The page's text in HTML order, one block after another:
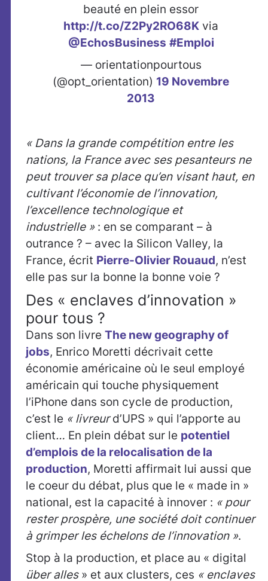
beauté en plein essor
http://t.co/Z2Py2RO68K via
@EchosBusiness #Emploi
— orientationpourtous
(@opt_orientation) 19 Novembre
2013
« Dans la grande compétition entre les
nations, la France avec ses pesanteurs ne
peut trouver sa place qu’en visant haut, en
cultivant l’économie de l’innovation,
l’excellence technologique et
industrielle »: en se comparant – à
outrance ? – avec la Silicon Valley, la
France, écrit Pierre-Olivier Rouaud, n’est
elle pas sur la bonne la bonne voie ?
Des « enclaves d’innovation »
pour tous ?
Dans son livre The new geography of
jobs, Enrico Moretti décrivait cette
économie américaine où le seul employé
américain qui touche physiquement
l’iPhone dans son cycle de production,
c’est le « livreurd’UPS » qui l’apporte au
client… En plein débat sur le potentiel
d’emplois de la relocalisation de la
production, Moretti affirmait lui aussi que
le coeur du débat, plus que le « made in »
national, est la capacité à innover : « pour
rester prospère, une société doit continuer
à grimper les échelons de l’innovation ».
Stop à la production, et place au « digital
über alles» et aux clusters, ces « enclaves